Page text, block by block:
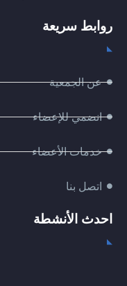
روابط سريعة
عن الجمعية
انضمي للإعضاء
خدمات الأعضاء
اتصل بنا
احدث الأنشطة